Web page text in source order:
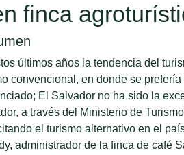
finca
últimos años la tendencia del
convencional, en donde se
El Salvador no ha sido la
a través del Ministerio de
el turismo alternativo en el
administrador de la finca de café